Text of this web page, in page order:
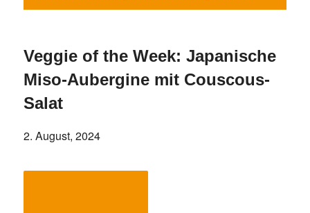
Veggie of the Week: Japanische
Miso-Aubergine mit Couscous-
Salat
2. August, 2024